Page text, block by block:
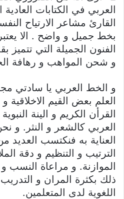
العربي في الكتابات
القارئ مشاعر الارتياح
بخط جميل و واضح . الا
الفنون الجميلة التي تتميز
و شحن المواهب و رهافة
و الخط العربي يا سادتي
العلم بعض القيم الاخلاقية
القرأن الكريم و الينة
العربي كالشعر و النثر. و
العناية به فنكتسب العديد
الترتيب و التنظيم و دقة
الموازنة. و مراعاة النسب
ذلك بكثرة المران و
اللغوية لدى المتعلمين.